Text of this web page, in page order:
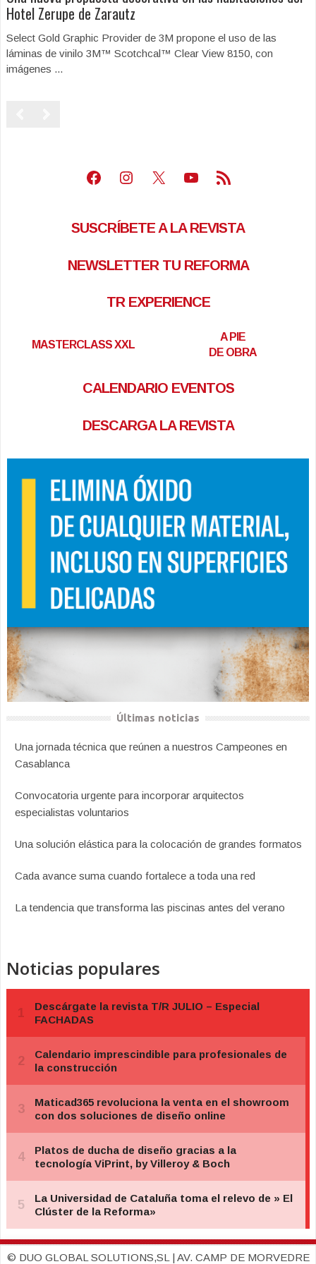
Hotel Zerupe de Zarautz
Select Gold Graphic Provider de 3M propone el uso de las
láminas de vinilo 3M™ Scotchcal™ Clear View 8150, con
imágenes ...
Facebook
Instagram
X Youtube
Feed RSS
SUSCRÍBETE A LA REVISTA
NEWSLETTER TU REFORMA
TR EXPERIENCE
MASTERCLASS XXL
A PIE
DE OBRA
CALENDARIO EVENTOS
DESCARGA LA REVISTA
Últimas noticias
Una jornada técnica que reúnen a nuestros Campeones en
Casablanca
Convocatoria urgente para incorporar arquitectos
especialistas voluntarios
Una solución elástica para la colocación de grandes formatos
Cada avance suma cuando fortalece a toda una red
La tendencia que transforma las piscinas antes del verano
Noticias populares
© DUO GLOBAL SOLUTIONS,SL | AV. CAMP DE MORVEDRE